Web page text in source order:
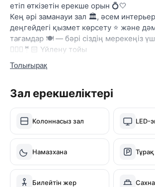
етіп өткізетін ерекше орын 💍🤍
Кең әрі заманауи зал 🏛️, әсем
деңгейдегі қызмет көрсету ⭐ және
тағамдар 🍽️ — бәрі сіздің мерекеңіз
👰🏻‍♀️🤵🏻 Үйлену тойы
🥂 Құдалық кеші
🎂 Туған күн
💫 Кез келген салтанатты шараны
🎶 Көңілді атмосфера
📸 Әдемі фотозоналар
🌸 Ерекше безендіру
❤️ Әр қонаққа ерекше көңіл
Бақытқа толы сәттеріңіз MARYAM
✨
Толығырақ
Зал ерекшеліктері
Колоннасыз зал LED-
Намазхана Тұрақ
Билейтін жер Сахна